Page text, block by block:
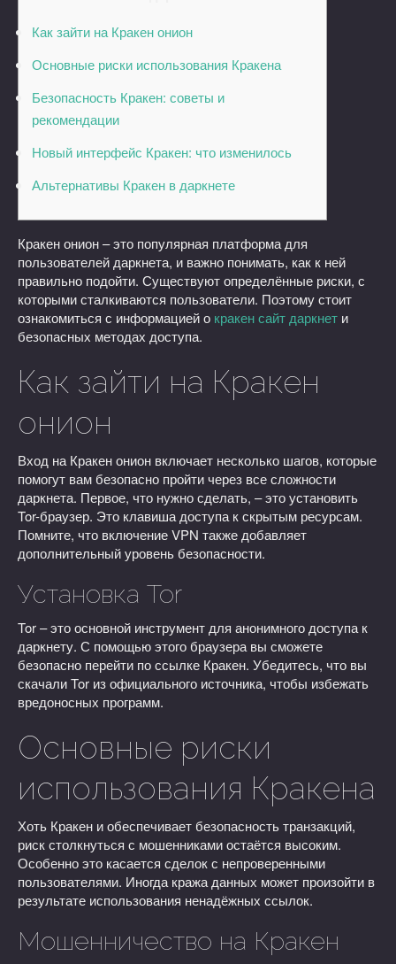
Как зайти на Кракен онион
Основные риски использования Кракена
Безопасность Кракен: советы и
рекомендации
Новый интерфейс Кракен: что изменилось
Альтернативы Кракен в даркнете
Кракен онион – это популярная платформа для
пользователей даркнета, и важно понимать, как к ней
правильно подойти. Существуют определённые риски, с
которыми сталкиваются пользователи. Поэтому стоит
ознакомиться с информацией о кракен сайт даркнет и
безопасных методах доступа.
Как зайти на Кракен
онион
Вход на Кракен онион включает несколько шагов, которые
помогут вам безопасно пройти через все сложности
даркнета. Первое, что нужно сделать, – это установить
Tor-браузер. Это клавиша доступа к скрытым ресурсам.
Помните, что включение VPN также добавляет
дополнительный уровень безопасности.
Установка Tor
Tor – это основной инструмент для анонимного доступа к
даркнету. С помощью этого браузера вы сможете
безопасно перейти по ссылке Кракен. Убедитесь, что вы
скачали Tor из официального источника, чтобы избежать
вредоносных программ.
Основные риски
использования Кракена
Хоть Кракен и обеспечивает безопасность транзакций,
риск столкнуться с мошенниками остаётся высоким.
Особенно это касается сделок с непроверенными
пользователями. Иногда кража данных может произойти в
результате использования ненадёжных ссылок.
Мошенничество на Кракен